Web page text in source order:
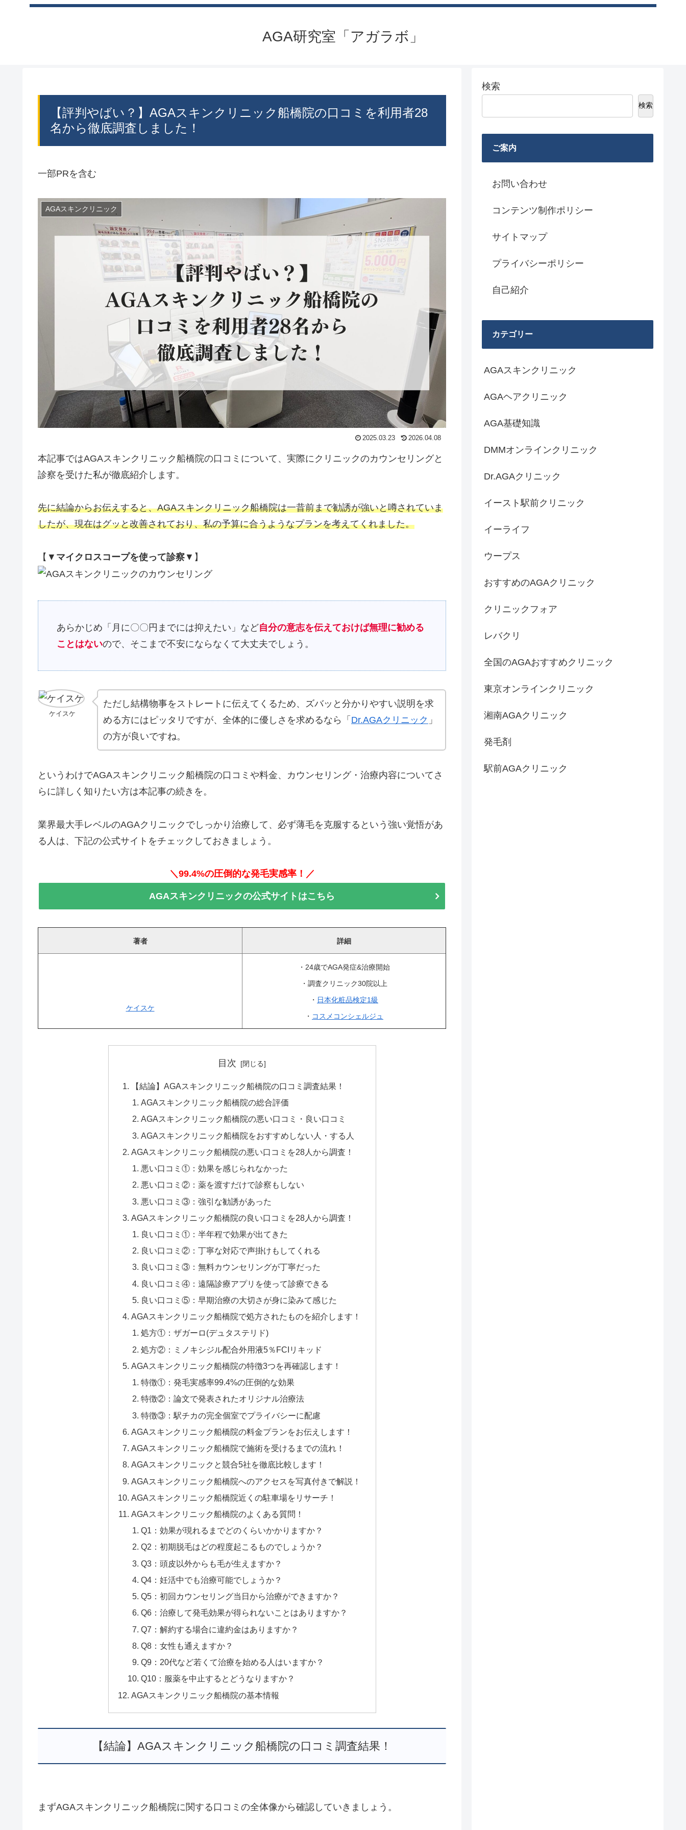
AGA研究室「アガラボ」
【評判やばい？】AGAスキンクリニック船橋院の口コミを利用者28
名から徹底調査しました！
一部PRを含む
AGAスキンクリニック
2025.03.23 2026.04.08
本記事ではAGAスキンクリニック船橋院の口コミについて、実際にクリニックのカウンセリングと
診察を受けた私が徹底紹介します。
先に結論からお伝えすると、AGAスキンクリニック船橋院は一昔前まで勧誘が強いと噂されていま
したが、現在はグッと改善されており、私の予算に合うようなプランを考えてくれました。
【▼ マイクロスコープを使って診察▼】
あらかじめ「月に〇〇円までには抑えたい」など自分の意志を伝えておけば無理に勧める
ことはないので、そこまで不安にならなくて大丈夫でしょう。
ケイスケ
ただし結構物事をストレートに伝えてくるため、ズバッと分かりやすい説明を求
める方にはピッタリですが、全体的に優しさを求めるなら「 Dr.AGAクリニック 」
の方が良いですね。
というわけでAGAスキンクリニック船橋院の口コミや料金、カウンセリング・治療内容についてさ
らに詳しく知りたい方は本記事の続きを。
業界最大手レベルのAGAクリニックでしっかり治療して、必ず薄毛を克服するという強い覚悟があ
る人は、下記の公式サイトをチェックしておきましょう。
＼99.4%の圧倒的な発毛実感率！／
AGAスキンクリニックの公式サイトはこちら
著者 詳細
ケイスケ
・24歳でAGA発症&治療開始
・調査クリニック30院以上
・ 日本化粧品検定1級
・ コスメコンシェルジュ
目次
【結論】AGAスキンクリニック船橋院の口コミ調査結果！
AGAスキンクリニック船橋院の総合評価
AGAスキンクリニック船橋院の悪い口コミ・良い口コミ
AGAスキンクリニック船橋院をおすすめしない人・する人
AGAスキンクリニック船橋院の悪い口コミを28人から調査！
悪い口コミ①：効果を感じられなかった
悪い口コミ②：薬を渡すだけで診察もしない
悪い口コミ③：強引な勧誘があった
AGAスキンクリニック船橋院の良い口コミを28人から調査！
良い口コミ①：半年程で効果が出てきた
良い口コミ②：丁寧な対応で声掛けもしてくれる
良い口コミ③：無料カウンセリングが丁寧だった
良い口コミ④：遠隔診療アプリを使って診療できる
良い口コミ⑤：早期治療の大切さが身に染みて感じた
AGAスキンクリニック船橋院で処方されたものを紹介します！
処方①：ザガーロ(デュタステリド)
処方②：ミノキシジル配合外用液5％FCIリキッド
AGAスキンクリニック船橋院の特徴3つを再確認します！
特徴①：発毛実感率99.4%の圧倒的な効果
特徴②：論文で発表されたオリジナル治療法
特徴③：駅チカの完全個室でプライバシーに配慮
AGAスキンクリニック船橋院の料金プランをお伝えします！
AGAスキンクリニック船橋院で施術を受けるまでの流れ！
AGAスキンクリニックと競合5社を徹底比較します！
AGAスキンクリニック船橋院へのアクセスを写真付きで解説！
AGAスキンクリニック船橋院近くの駐車場をリサーチ！
AGAスキンクリニック船橋院のよくある質問！
Q1：効果が現れるまでどのくらいかかりますか？
Q2：初期脱毛はどの程度起こるものでしょうか？
Q3：頭皮以外からも毛が生えますか？
Q4：妊活中でも治療可能でしょうか？
Q5：初回カウンセリング当日から治療ができますか？
Q6：治療して発⽑効果が得られないことはありますか？
Q7：解約する場合に違約金はありますか？
Q8：女性も通えますか？
Q9：20代など若くて治療を始める人はいますか？
Q10：服薬を中止するとどうなりますか？
AGAスキンクリニック船橋院の基本情報
【結論】AGAスキンクリニック船橋院の口コミ調査結果！
まずAGAスキンクリニック船橋院に関する口コミの全体像から確認していきましょう。
検索
検索
ご案内
お問い合わせ
コンテンツ制作ポリシー
サイトマップ
プライバシーポリシー
自己紹介
カテゴリー
AGAスキンクリニック
AGAヘアクリニック
AGA基礎知識
DMMオンラインクリニック
Dr.AGAクリニック
イースト駅前クリニック
イーライフ
ウープス
おすすめのAGAクリニック
クリニックフォア
レバクリ
全国のAGAおすすめクリニック
東京オンラインクリニック
湘南AGAクリニック
発毛剤
駅前AGAクリニック